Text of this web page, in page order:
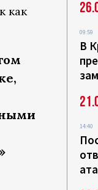
как
09:59
В
14:40